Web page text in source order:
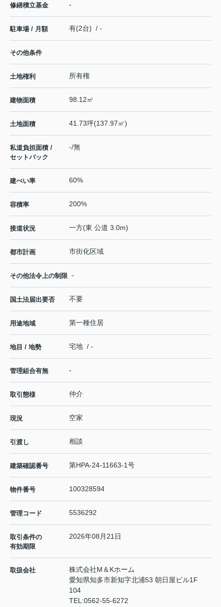
修繕積立基金 -
駐車場 / 月額 有(2台) / -
その他条件
土地権利 所有権
建物面積 98.12㎡
土地面積 41.73坪(137.97㎡)
私道負担面積 /
セットバック
-/無
建ぺい率 60%
容積率 200%
接道状況 一方(東 公道 3.0m)
都市計画 市街化区域
その他法令上の制限 -
国土法届出要否 不要
用途地域 第一種住居
地目 / 地勢 宅地 / -
管理組合有無 -
取引態様 仲介
現況 空家
引渡し 相談
建築確認番号 第HPA-24-11663-1号
物件番号 100328594
管理コード 5536292
取引条件の
有効期限
2026年08月21日
取扱会社
株式会社M＆Kホーム
愛知県知多市新知字北浦53 朝日屋ビル1F
104
TEL:0562-55-6272